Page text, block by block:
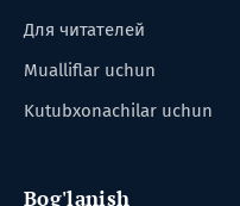
Для читателей
Mualliflar uchun
Kutubxonachilar uchun
Bog'lanish